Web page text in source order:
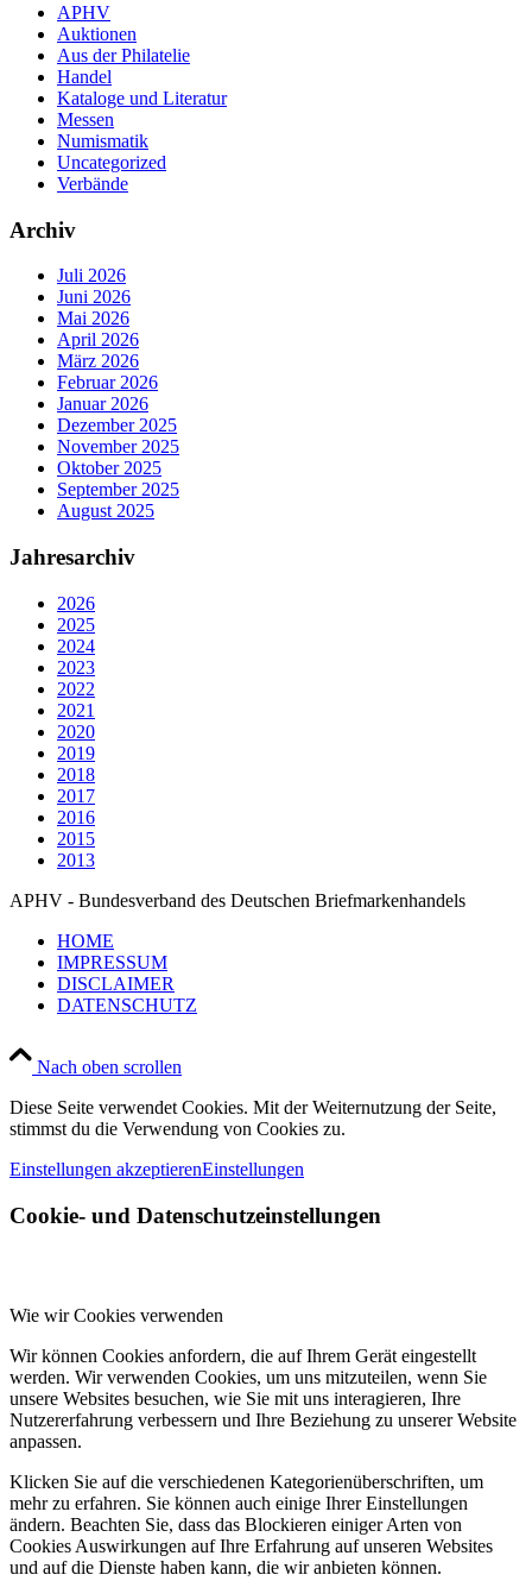
APHV
Auktionen
Aus der Philatelie
Handel
Kataloge und Literatur
Messen
Numismatik
Uncategorized
Verbände
Archiv
Juli 2026
Juni 2026
Mai 2026
April 2026
März 2026
Februar 2026
Januar 2026
Dezember 2025
November 2025
Oktober 2025
September 2025
August 2025
Jahresarchiv
2026
2025
2024
2023
2022
2021
2020
2019
2018
2017
2016
2015
2013
APHV - Bundesverband des Deutschen Briefmarkenhandels
HOME
IMPRESSUM
DISCLAIMER
DATENSCHUTZ
Nach oben scrollen
Diese Seite verwendet Cookies. Mit der Weiternutzung der Seite,
stimmst du die Verwendung von Cookies zu.
Einstellungen akzeptierenEinstellungen
Cookie- und Datenschutzeinstellungen
Wie wir Cookies verwenden
Wir können Cookies anfordern, die auf Ihrem Gerät eingestellt
werden. Wir verwenden Cookies, um uns mitzuteilen, wenn Sie
unsere Websites besuchen, wie Sie mit uns interagieren, Ihre
Nutzererfahrung verbessern und Ihre Beziehung zu unserer Website
anpassen.
Klicken Sie auf die verschiedenen Kategorienüberschriften, um
mehr zu erfahren. Sie können auch einige Ihrer Einstellungen
ändern. Beachten Sie, dass das Blockieren einiger Arten von
Cookies Auswirkungen auf Ihre Erfahrung auf unseren Websites
und auf die Dienste haben kann, die wir anbieten können.